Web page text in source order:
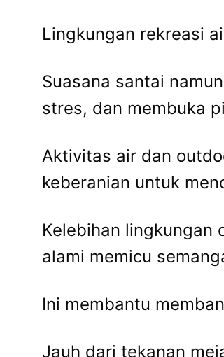
Lingkungan rekreasi
Suasana santai
stres, dan membuka
Aktivitas air dan
keberanian untuk
Kelebihan lingkungan
alami memicu
Ini membantu
Jauh dari tekanan